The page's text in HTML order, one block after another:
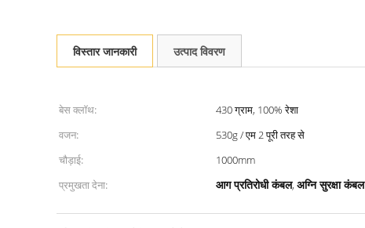
विस्तार जानकारी उत्पाद विवरण
बेस क्लॉथ: 430 ग्राम, 100% रेशा
वजन:
530g / एम 2 पूरी तरह से
चौड़ाई:
1000mm
प्रमुखता देना:
आग प्रतिरोधी कंबल, अग्नि सुरक्षा कंबल